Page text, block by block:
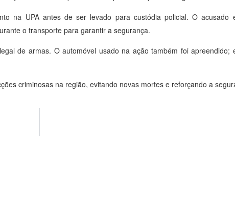
na UPA antes de ser levado para custódia policial. O acusado
o transporte para garantir a segurança.
de armas. O automóvel usado na ação também foi apreendido;
criminosas na região, evitando novas mortes e reforçando a